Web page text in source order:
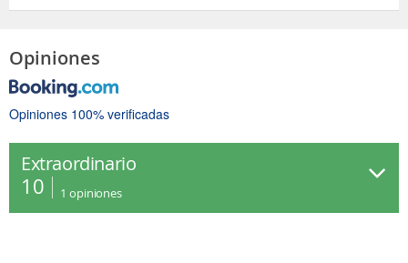
Opiniones
Opiniones 100% verificadas
Extraordinario
10 1 opiniones